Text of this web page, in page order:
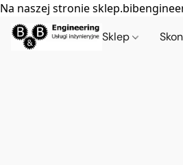
Na naszej stronie
Sklep